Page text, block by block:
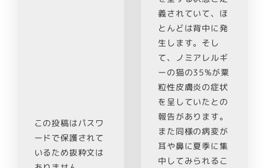
この投稿はパスワ
ードで保護されて
いるため抜粋文は
義されていて、ほ
とんどは背中に発
生します。そし
て、ノミアレルギ
ーの猫の35%が粟
粒性皮膚炎の症状
を呈していたとの
報告があります。
また同様の病変が
耳や鼻に夏季に集
中してみられるこ